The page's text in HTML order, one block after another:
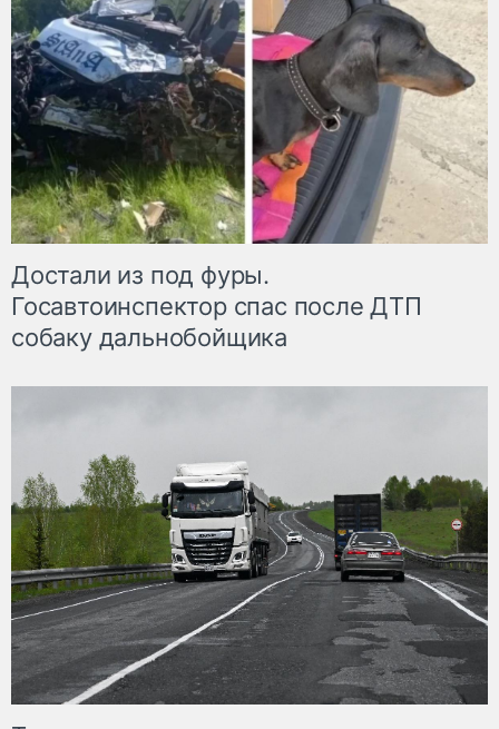
Достали из под фуры.
Госавтоинспектор спас после ДТП
собаку дальнобойщика